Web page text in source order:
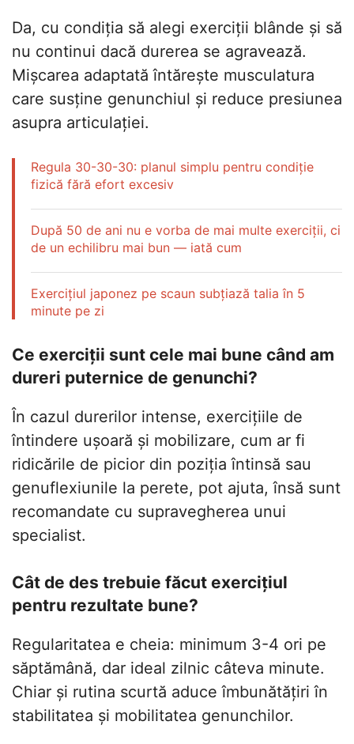
Da, cu condiția să alegi exerciții blânde și să
nu continui dacă durerea se agravează.
Mișcarea adaptată întărește musculatura
care susține genunchiul și reduce presiunea
asupra articulației.
Regula 30-30-30: planul simplu pentru condiție
fizică fără efort excesiv
După 50 de ani nu e vorba de mai multe exerciții, ci
de un echilibru mai bun — iată cum
Exercițiul japonez pe scaun subțiază talia în 5
minute pe zi
Ce exerciții sunt cele mai bune când am
dureri puternice de genunchi?
În cazul durerilor intense, exercițiile de
întindere ușoară și mobilizare, cum ar fi
ridicările de picior din poziția întinsă sau
genuflexiunile la perete, pot ajuta, însă sunt
recomandate cu supravegherea unui
specialist.
Cât de des trebuie făcut exercițiul
pentru rezultate bune?
Regularitatea e cheia: minimum 3-4 ori pe
săptămână, dar ideal zilnic câteva minute.
Chiar și rutina scurtă aduce îmbunătățiri în
stabilitatea și mobilitatea genunchilor.